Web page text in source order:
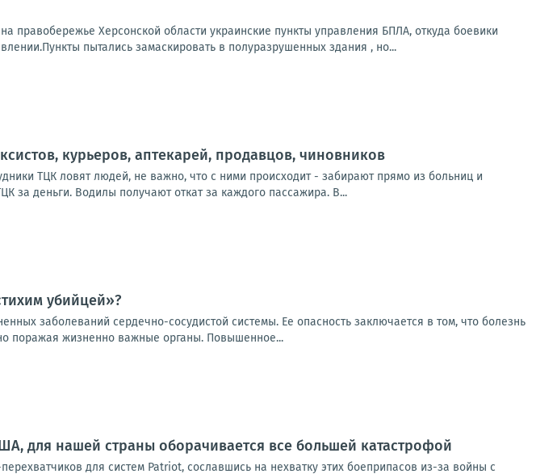
правобережье Херсонской области украинские пункты управления БПЛА, откуда боевики
пытались замаскировать в полуразрушенных здания , но...
курьеров, аптекарей, продавцов, чиновников
ТЦК ловят людей, не важно, что с ними происходит - забирают прямо из больниц и
за деньги. Водилы получают откат за каждого пассажира. В...
убийцей»?
заболеваний сердечно-сосудистой системы. Ее опасность заключается в том, что болезнь
поражая жизненно важные органы. Повышенное...
для нашей страны оборачивается все большей катастрофой
для систем Patriot, сославшись на нехватку этих боеприпасов из-за войны с